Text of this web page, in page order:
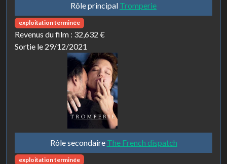
Rôle principal Tromperie
exploitation terminée
Revenus du film : 32,632 €
Sortie le 29/12/2021
Rôle secondaire The French dispatch
exploitation terminée